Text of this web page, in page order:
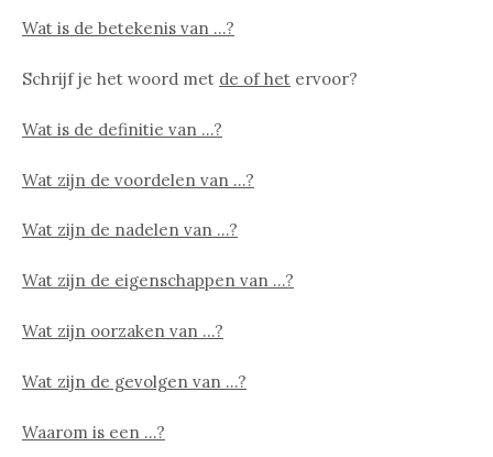
Wat is de betekenis van …?
Schrijf je het woord met de of het ervoor?
Wat is de definitie van …?
Wat zijn de voordelen van …?
Wat zijn de nadelen van …?
Wat zijn de eigenschappen van …?
Wat zijn oorzaken van …?
Wat zijn de gevolgen van …?
Waarom is een …?